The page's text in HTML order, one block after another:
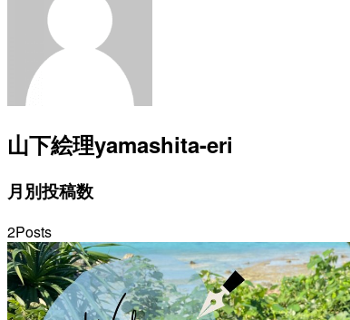
山下絵理yamashita-eri
月別投稿数
2Posts